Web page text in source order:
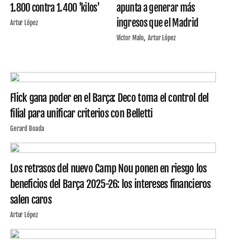
1.800 contra 1.400 'kilos'
Artur López
apunta a generar más
ingresos que el Madrid
Víctor Malo Artur López
Flick gana poder en el Barça: Deco toma el control del
filial para unificar criterios con Belletti
Gerard Boada
Los retrasos del nuevo Camp Nou ponen en riesgo los
beneficios del Barça 2025-26: los intereses financieros
salen caros
Artur López